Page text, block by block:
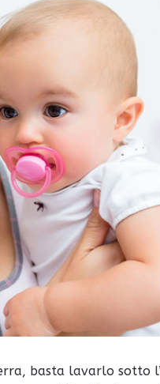
basta lavarlo sotto